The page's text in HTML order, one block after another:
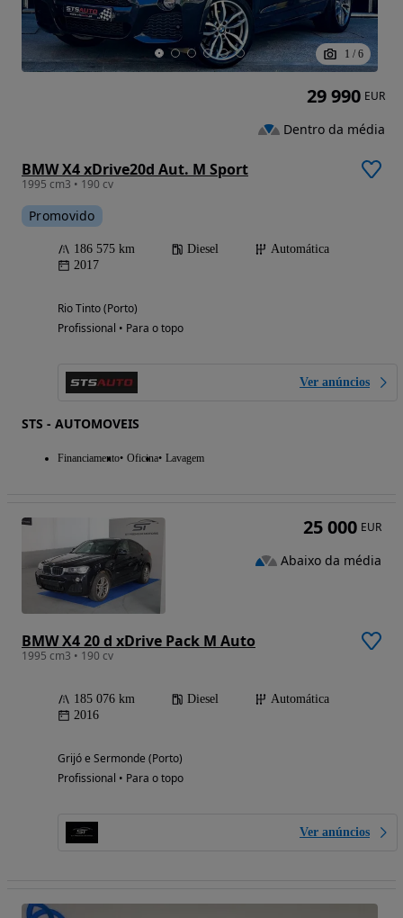
1 / 6
BMW X4 xDrive20d Aut. M Sport
1995 cm3 • 190 cv
Promovido
186 575 km Diesel
Automática
2017
Rio Tinto (Porto)
Profissional • Para o topo
Ver anúncios
STS - AUTOMOVEIS
Financiamento Oficina Lavagem
29 990 EUR
Dentro da média
BMW X4 20 d xDrive Pack M Auto
1995 cm3 • 190 cv
185 076 km Diesel
Automática
2016
Grijó e Sermonde (Porto)
Profissional • Para o topo
Ver anúncios
25 000 EUR
Abaixo da média